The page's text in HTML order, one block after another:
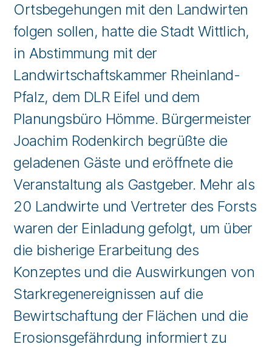
Ortsbegehungen mit den Landwirten
folgen sollen, hatte die Stadt Wittlich,
in Abstimmung mit der
Landwirtschaftskammer Rheinland-
Pfalz, dem DLR Eifel und dem
Planungsbüro Hömme. Bürgermeister
Joachim Rodenkirch begrüßte die
geladenen Gäste und eröffnete die
Veranstaltung als Gastgeber. Mehr als
20 Landwirte und Vertreter des Forsts
waren der Einladung gefolgt, um über
die bisherige Erarbeitung des
Konzeptes und die Auswirkungen von
Starkregenereignissen auf die
Bewirtschaftung der Flächen und die
Erosionsgefährdung informiert zu